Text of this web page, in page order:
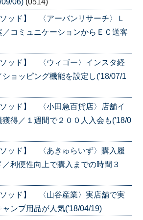
ソッド】 〈アーバンリサーチ〉Ｌ
／コミュニケーションからＥＣ送客
ソッド】 〈ウィゴー〉インスタ経
ョッピング機能を設定し('18/07/1
ソッド】 〈小田急百貨店〉店舗イ
得／１週間で２００人入会も('18/0
ソッド】 〈あきゅらいず〉購入履
利便性向上で購入までの時間３
ソッド】 〈山谷産業〉実店舗で実
ンプ用品が人気('18/04/19)